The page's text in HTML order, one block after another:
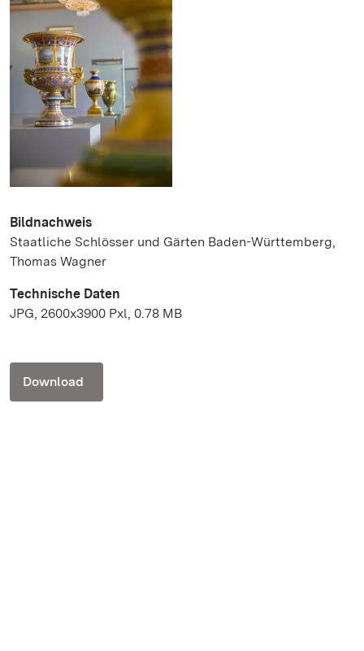
Bildnachweis
Staatliche Schlösser und Gärten Baden-Württemberg,
Thomas Wagner
Technische Daten
JPG, 2600x3900 Pxl, 0.78 MB
Download